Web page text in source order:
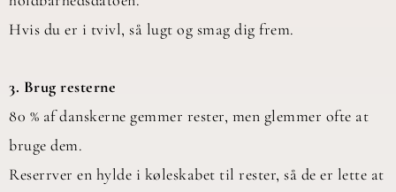
Hvis du er i tvivl, så lugt og smag dig frem.
3. Brug resterne
80 % af danskerne gemmer rester, men glemmer ofte at
bruge dem.
Reserrver en hylde i køleskabet til rester, så de er lette at